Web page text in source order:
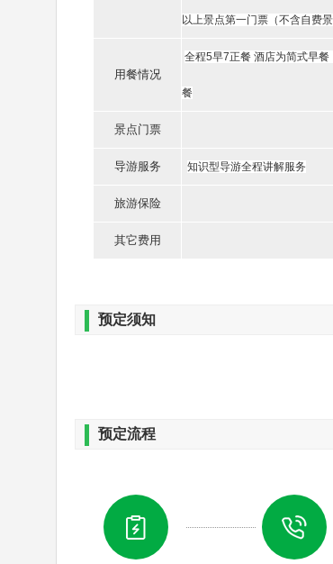
南”的园林风光。 中餐参观中国醉
采，参加“亲子大讲堂”：家长与孩
京—北戴河（全程高速4小时车程。）
第六天
早餐后游览北戴河鸽子窝公园，领
早晨北戴河—北京（全程高速4小时
仙府、什刹海 恭王府 】
以上景点第一门票（不含自费
用餐情况
全程5早7正餐 酒店为简式早
餐
景点门票
导游服务 知识型导游全程讲解服务
旅游保险
其它费用
预定须知
预定流程